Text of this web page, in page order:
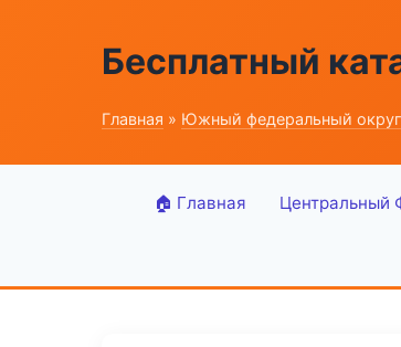
Бесплатный
Главная » Южный федеральный округ
🏠 Главная Центральный